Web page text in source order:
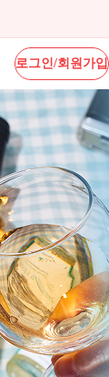
로그인/회원가입